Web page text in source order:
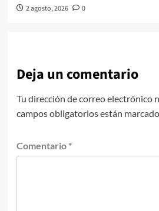
2 agosto, 2026 0
Deja un comentario
Tu dirección de correo electrónico
campos obligatorios están
Comentario *